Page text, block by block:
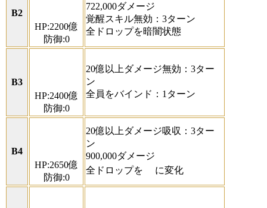
B2
HP:2200億
防御:0
722,000ダメージ
覚醒スキル無効：3ターン
全ドロップを暗闇状態
B3
HP:2400億
防御:0
20億以上ダメージ無効：3ター
ン
全員をバインド：1ターン
B4
HP:2650億
防御:0
20億以上ダメージ吸収：3ター
ン
900,000ダメージ
全ドロップを
に変化